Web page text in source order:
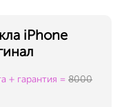
iPhone
+ гарантия = 8000